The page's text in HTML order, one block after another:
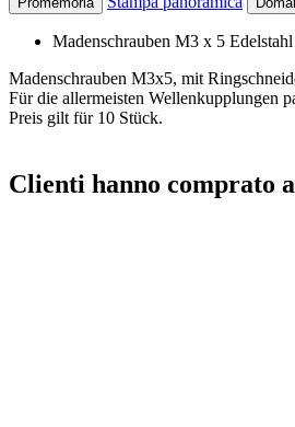
Madenschrauben M3 x 5 Edelstahl
Madenschrauben M3x5, mit
Für die allermeisten Wellenkupplungen
Preis gilt für 10 Stück.
Clienti hanno comprato